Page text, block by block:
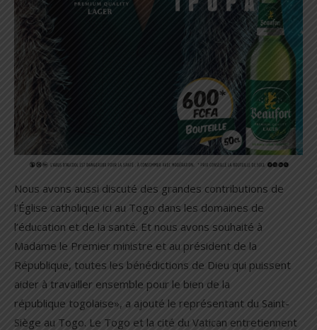
Nous avons aussi discuté des grandes contributions de
l’Église catholique ici au Togo dans les domaines de
l’éducation et de la santé. Et nous avons souhaité à
Madame le Premier ministre et au président de la
République, toutes les bénédictions de Dieu qui puissent
aider à travailler ensemble pour le bien de la
république togolaise», a ajouté le représentant du Saint-
Siège au Togo. Le Togo et la cité du Vatican entretiennent